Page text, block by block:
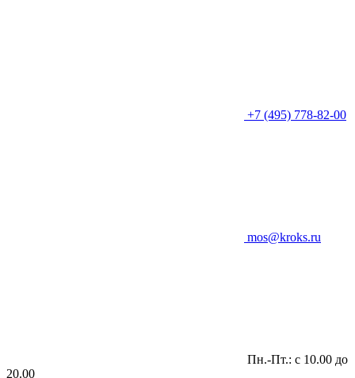
+7 (495) 778-82-00
mos@kroks.ru
Пн.-Пт.: с 10.00 до
20.00